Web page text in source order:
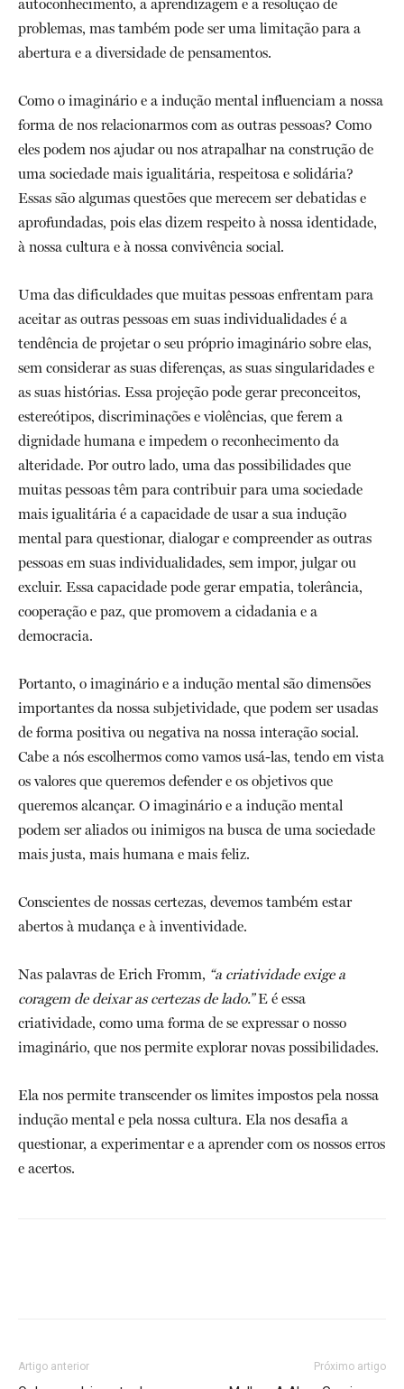
autoconhecimento, a aprendizagem e a resolução de
problemas, mas também pode ser uma limitação para a
abertura e a diversidade de pensamentos.
Como o imaginário e a indução mental influenciam a nossa
forma de nos relacionarmos com as outras pessoas? Como
eles podem nos ajudar ou nos atrapalhar na construção de
uma sociedade mais igualitária, respeitosa e solidária?
Essas são algumas questões que merecem ser debatidas e
aprofundadas, pois elas dizem respeito à nossa identidade,
à nossa cultura e à nossa convivência social.
Uma das dificuldades que muitas pessoas enfrentam para
aceitar as outras pessoas em suas individualidades é a
tendência de projetar o seu próprio imaginário sobre elas,
sem considerar as suas diferenças, as suas singularidades e
as suas histórias. Essa projeção pode gerar preconceitos,
estereótipos, discriminações e violências, que ferem a
dignidade humana e impedem o reconhecimento da
alteridade. Por outro lado, uma das possibilidades que
muitas pessoas têm para contribuir para uma sociedade
mais igualitária é a capacidade de usar a sua indução
mental para questionar, dialogar e compreender as outras
pessoas em suas individualidades, sem impor, julgar ou
excluir. Essa capacidade pode gerar empatia, tolerância,
cooperação e paz, que promovem a cidadania e a
democracia.
Portanto, o imaginário e a indução mental são dimensões
importantes da nossa subjetividade, que podem ser usadas
de forma positiva ou negativa na nossa interação social.
Cabe a nós escolhermos como vamos usá-las, tendo em vista
os valores que queremos defender e os objetivos que
queremos alcançar. O imaginário e a indução mental
podem ser aliados ou inimigos na busca de uma sociedade
mais justa, mais humana e mais feliz.
Conscientes de nossas certezas, devemos também estar
abertos à mudança e à inventividade.
Nas palavras de Erich Fromm, “a criatividade exige a
coragem de deixar as certezas de lado.”E é essa
criatividade, como uma forma de se expressar o nosso
imaginário, que nos permite explorar novas possibilidades.
Ela nos permite transcender os limites impostos pela nossa
indução mental e pela nossa cultura. Ela nos desafia a
questionar, a experimentar e a aprender com os nossos erros
e acertos.
Artigo anterior Próximo artigo